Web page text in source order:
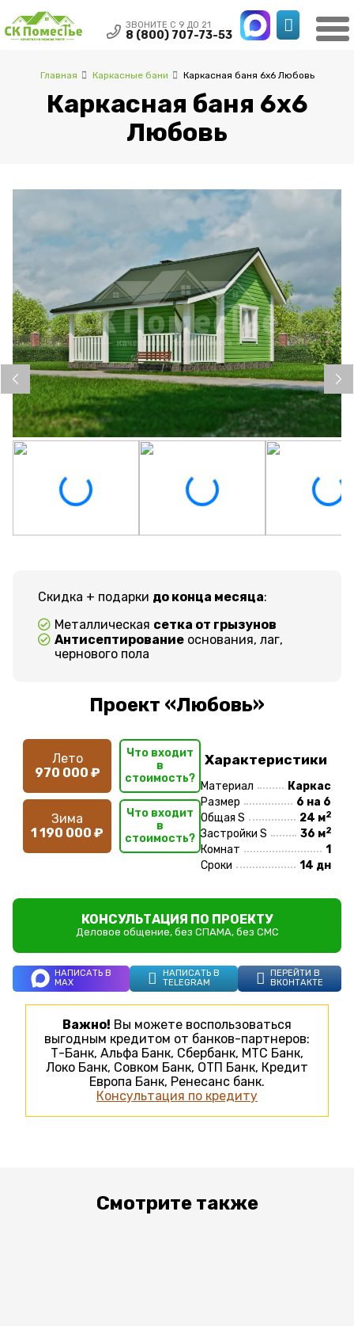
ЗВОНИТЕ С 9 ДО 21
8 (800) 707-73-53
Каркасная баня 6х6
Любовь
Главная Каркасные бани Каркасная баня 6х6 Любовь
Скидка + подарки до конца месяца:
Металлическая сетка от грызунов
Антисептированиеоснования, лаг,
чернового пола
Проект «Любовь»
Лето
970 000 ₽
Что входит
в
стоимость?
Зима
1 190 000 ₽
Что входит
в
стоимость?
Характеристики
Материал
Каркас
Размер
6 на 6
Общая S
24 м2
Застройки S 36 м2
Комнат
1
Сроки
14 дн
КОНСУЛЬТАЦИЯ ПО ПРОЕКТУ
Деловое общение, без СПАМА, без СМС
НАПИСАТЬ В
MAX
НАПИСАТЬ В
TELEGRAM
ПЕРЕЙТИ В
ВКОНТАКТЕ
Важно! Вы можете воспользоваться
выгодным кредитом от банков-партнеров:
Т-Банк, Альфа Банк, Сбербанк, МТС Банк,
Локо Банк, Совком Банк, ОТП Банк, Кредит
Европа Банк, Ренесанс банк.
Консультация по кредиту
Смотрите также